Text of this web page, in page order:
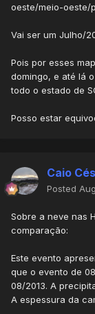
oeste/meio-oeste/
Vai ser um Julho/
Pois por esses
domingo, e até lá
todo o estado de
Posso estar
Caio
Posted
Sobre a neve nas
comparação:
Este evento
que o evento de
08/2013. A
A espessura da